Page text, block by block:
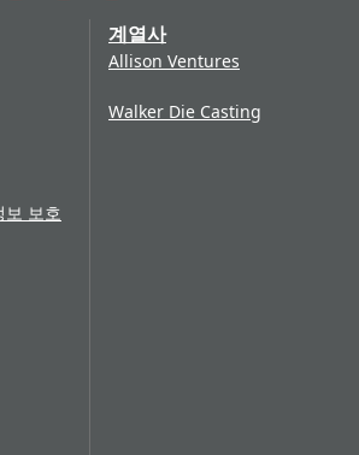
보 보호
계열사
Allison Ventures
Walker Die Casting